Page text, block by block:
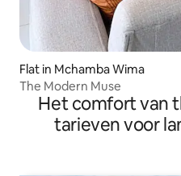
Flat in Mchamba Wima
The Modern Muse
Het comfort van
tarieven voor